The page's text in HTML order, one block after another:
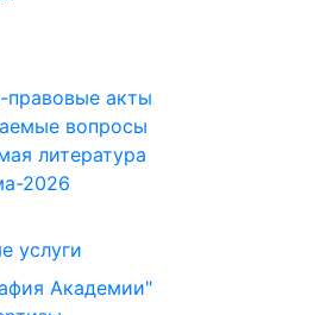
акты
вопросы
литература
2026
услуги
Академии"